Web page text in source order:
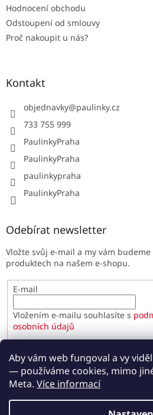
Aby vám web fungoval a vy
— používáme cookies, mimo
Meta. Více informací
Hodnocení obchodu
Odstoupení od smlouvy
Proč nakoupit u nás?
Kontakt
objednavky@paulinky.cz
733 755 999
PaulinkyPraha
PaulinkyPraha
paulinkypraha
PaulinkyPraha
Odebírat newsletter
Vložte svůj e-mail a my vám
produktech na našem e-shopu.
E-mail
Vložením e-mailu souhlasíte s
osobních údajů
PŘIHLÁSIT SE